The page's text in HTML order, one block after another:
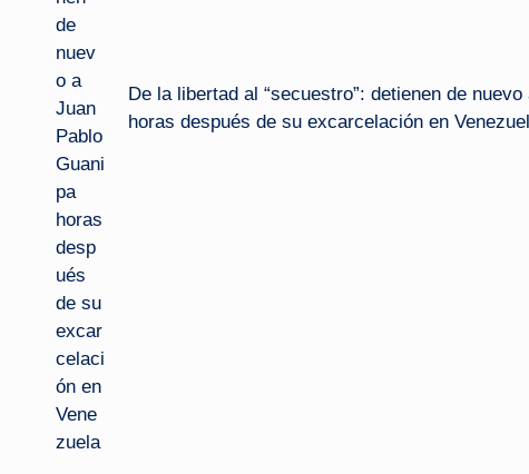
De la libertad al “secuestro”: detienen de
horas después de su excarcelación en